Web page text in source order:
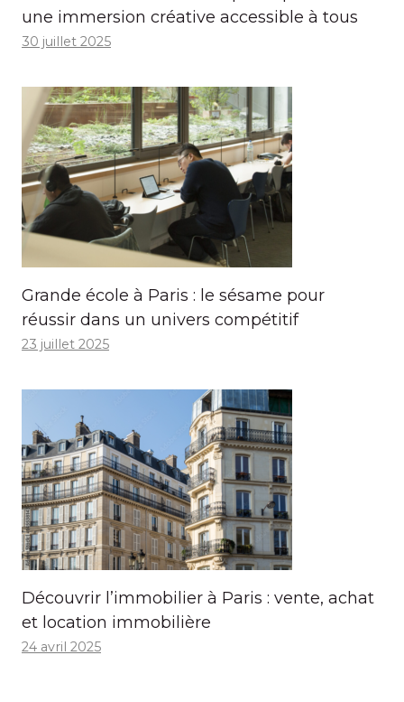
une immersion créative accessible à tous
30 juillet 2025
Grande école à Paris : le sésame pour
réussir dans un univers compétitif
23 juillet 2025
Découvrir l’immobilier à Paris : vente, achat
et location immobilière
24 avril 2025